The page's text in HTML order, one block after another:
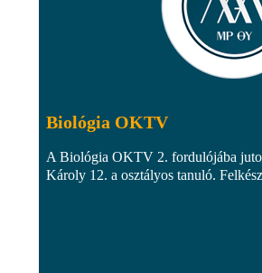
Biológia OKTV
A Biológia OKTV 2. fordulójába
Károly 12. a osztályos tanuló.